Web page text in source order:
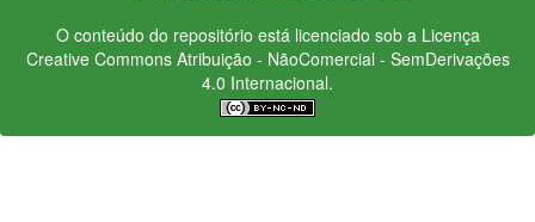
O conteúdo do repositório está licenciado sob a Licença
Creative CommonsAtribuição - NãoComercial - SemDerivações
4.0 Internacional.